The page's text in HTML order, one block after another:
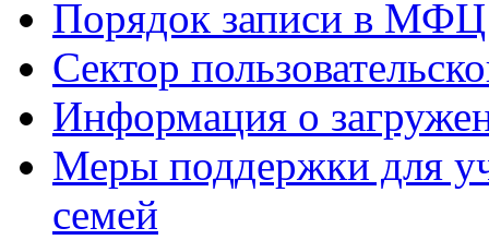
Порядок записи в МФЦ
Сектор
Информация о
Меры поддержки для
семей